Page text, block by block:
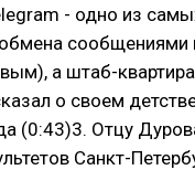
- одно из
сообщениями
а штаб-
о своем
(0:43)3. Отцу
Санкт-